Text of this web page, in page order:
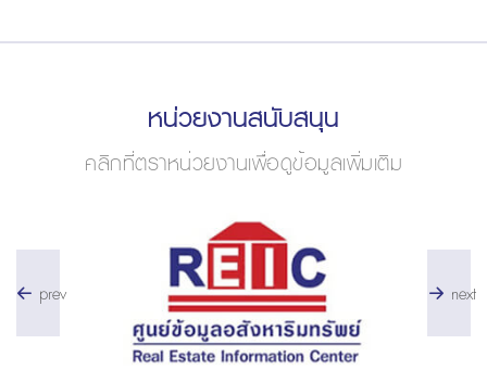
หน่วยงานสนับสนุน
คลิกที่ตราหน่วยงานเพื่อดูข้อมูลเพิ่มเติม
prev next